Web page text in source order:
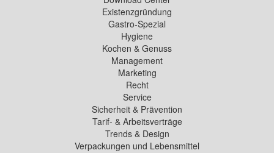
Existenzgründung
Gastro-Spezial
Hygiene
Kochen & Genuss
Management
Marketing
Recht
Service
Sicherheit & Prävention
Tarif- & Arbeitsverträge
Trends & Design
Verpackungen und Lebensmittel